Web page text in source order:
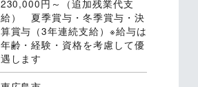
230,000円～（追加残業代支
給） 夏季賞与・冬季賞与・決
算賞与（3年連続支給）※給与は
年齢・経験・資格を考慮して優
遇します